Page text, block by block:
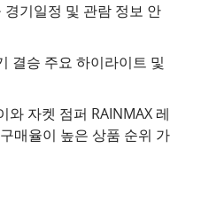
기일정 및 관람 정보 안
결승 주요 하이라이트 및
와 자켓 점퍼 RAINMAX 레
매율이 높은 상품 순위 가